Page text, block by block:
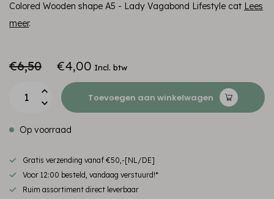
Colored Wooden shape A5 - Lady Vagabond Lifestyle cat Lees
meer.
€6,50 €4,00 Incl. btw
Toevoegen aan winkelwagen
Op voorraad
Gratis verzending vanaf €50,-[NL/DE]
Voor 12:00 besteld, vandaag verstuurd!*
Ruim assortiment direct leverbaar